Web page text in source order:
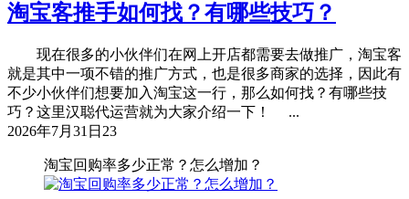
淘宝客推手如何找？有哪些技巧？
现在很多的小伙伴们在网上开店都需要去做推广，淘宝客
就是其中一项不错的推广方式，也是很多商家的选择，因此有
不少小伙伴们想要加入淘宝这一行，那么如何找？有哪些技
巧？这里汉聪代运营就为大家介绍一下！ ...
2026年7月31日 23
淘宝回购率多少正常？怎么增加？